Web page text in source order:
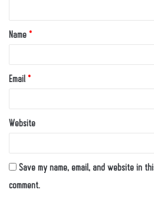
Name *
Email *
Website
Save my name, email, and website in
comment.